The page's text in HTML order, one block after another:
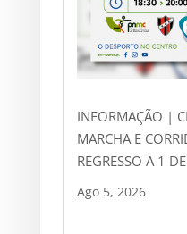
INFORMAÇÃO |
MARCHA E
REGRESSO A 1
Ago 5, 2026